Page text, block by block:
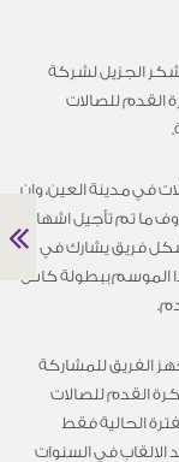
الجزيل لشركة
القدم للصالات
في مدينة العين، وان
ما تم تأجيل اشهار
فريق يشارك في
الموسم ببطولة كاس
الفريق للمشاركة
القدم للصالات
الحالية فقط
الالقاب في السنوات